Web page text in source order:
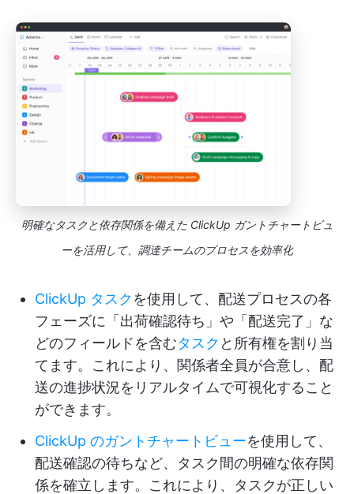
明確なタスクと依存関係を備えた ClickUp ガントチャートビュ
ーを活用して、調達チームのプロセスを効率化
ClickUp タスク を使用して、配送プロセスの各
フェーズに「出荷確認待ち」や「配送完了」な
どのフィールドを含むタスク と所有権を割り当
てます。これにより、関係者全員が合意し、配
送の進捗状況をリアルタイムで可視化すること
ができます。
ClickUp のガントチャートビューを使用して、
配送確認の待ちなど、タスク間の明確な依存関
係を確立します。これにより、タスクが正しい